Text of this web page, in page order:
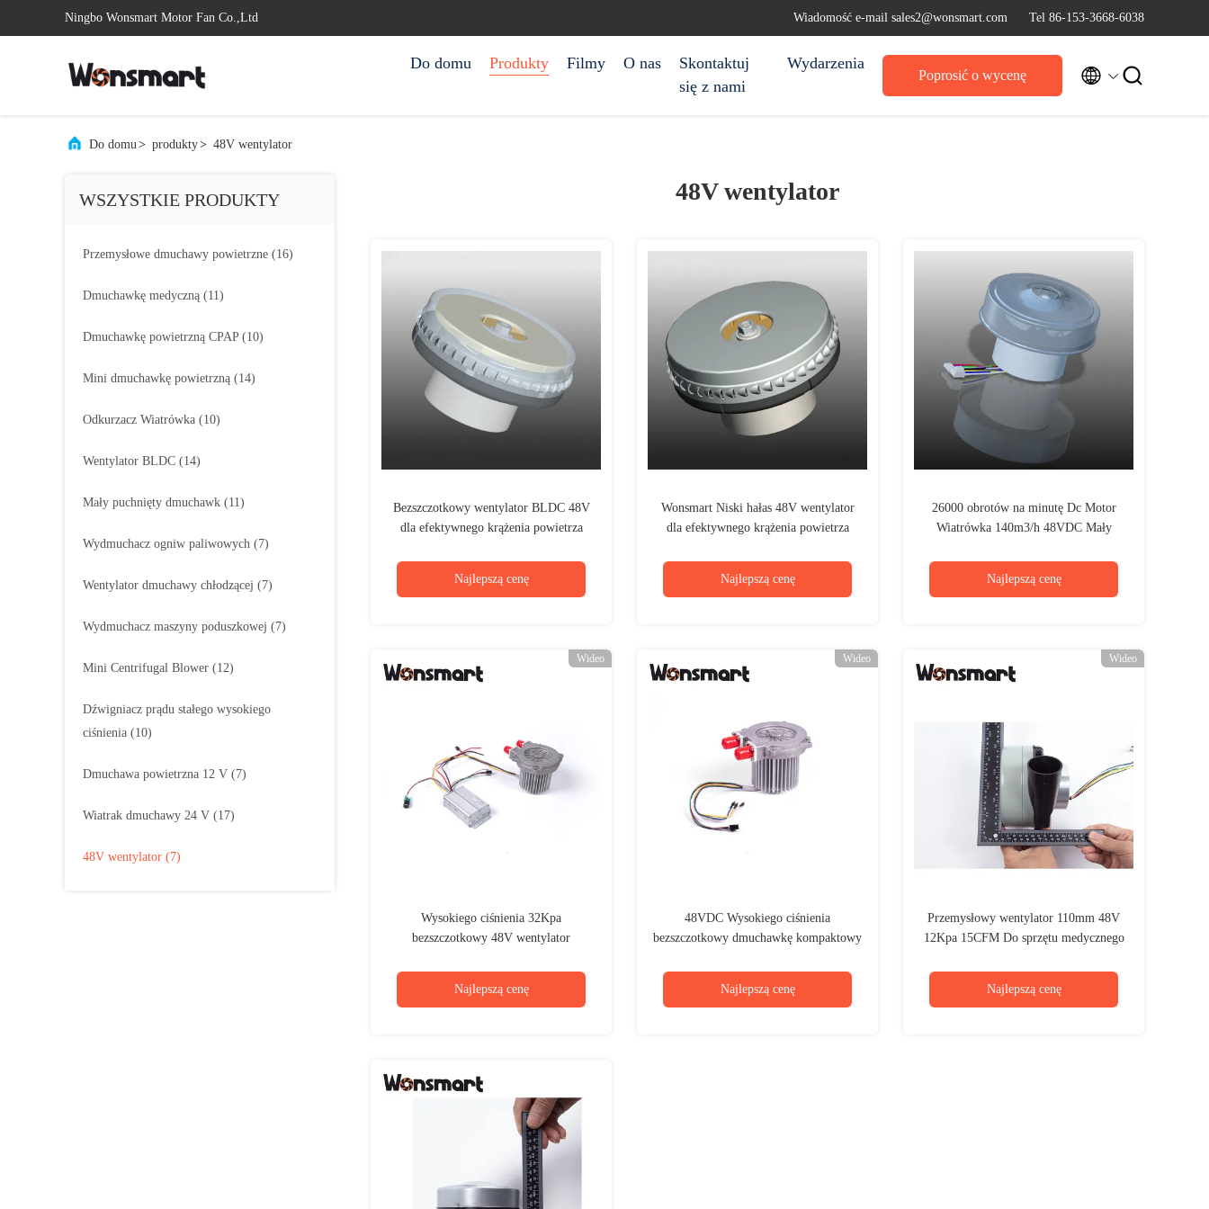
Ningbo Wonsmart Motor Fan Co.,Ltd Wiadomość e-mail sales2@wonsmart.com Tel 86-153-3668-6038
Do domu Produkty Filmy O nas
Skontaktuj
się z nami
Wydarzenia
Poprosić o wycenę  
Do domu> produkty> 48V wentylator
WSZYSTKIE PRODUKTY
Przemysłowe dmuchawy powietrzne (16)
Dmuchawkę medyczną (11)
Dmuchawkę powietrzną CPAP (10)
Mini dmuchawkę powietrzną (14)
Odkurzacz Wiatrówka (10)
Wentylator BLDC (14)
Mały puchnięty dmuchawk (11)
Wydmuchacz ogniw paliwowych (7)
Wentylator dmuchawy chłodzącej (7)
Wydmuchacz maszyny poduszkowej (7)
Mini Centrifugal Blower (12)
Dźwigniacz prądu stałego wysokiego
ciśnienia (10)
Dmuchawa powietrzna 12 V (7)
Wiatrak dmuchawy 24 V (17)
48V wentylator (7)
48V wentylator
Bezszczotkowy wentylator BLDC 48V
dla efektywnego krążenia powietrza
Najlepszą cenę
Wonsmart Niski hałas 48V wentylator
dla efektywnego krążenia powietrza
Najlepszą cenę
26000 obrotów na minutę Dc Motor
Wiatrówka 140m3/h 48VDC Mały
Najlepszą cenę
Wideo
Wysokiego ciśnienia 32Kpa
bezszczotkowy 48V wentylator
Najlepszą cenę
Wideo
48VDC Wysokiego ciśnienia
bezszczotkowy dmuchawkę kompaktowy
Najlepszą cenę
Wideo
Przemysłowy wentylator 110mm 48V
12Kpa 15CFM Do sprzętu medycznego
Najlepszą cenę